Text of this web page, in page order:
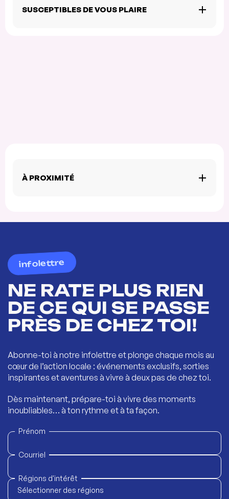
SUSCEPTIBLES DE VOUS PLAIRE
À PROXIMITÉ
infolettre
NE RATE PLUS RIEN
DE CE QUI SE PASSE
PRÈS DE CHEZ TOI!
Abonne-toi à notre infolettre et plonge chaque mois au
cœur de l’action locale : événements exclusifs, sorties
inspirantes et aventures à vivre à deux pas de chez toi.
Dès maintenant, prépare-toi à vivre des moments
inoubliables… à ton rythme et à ta façon.
Prénom
Courriel
Régions d'intérêt
Sélectionner des régions